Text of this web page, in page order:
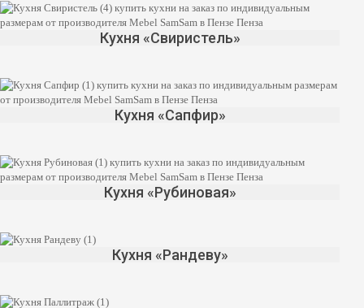
Кухня «Свиристель»
Кухня «Сапфир»
Кухня «Рубиновая»
Кухня «Рандеву»